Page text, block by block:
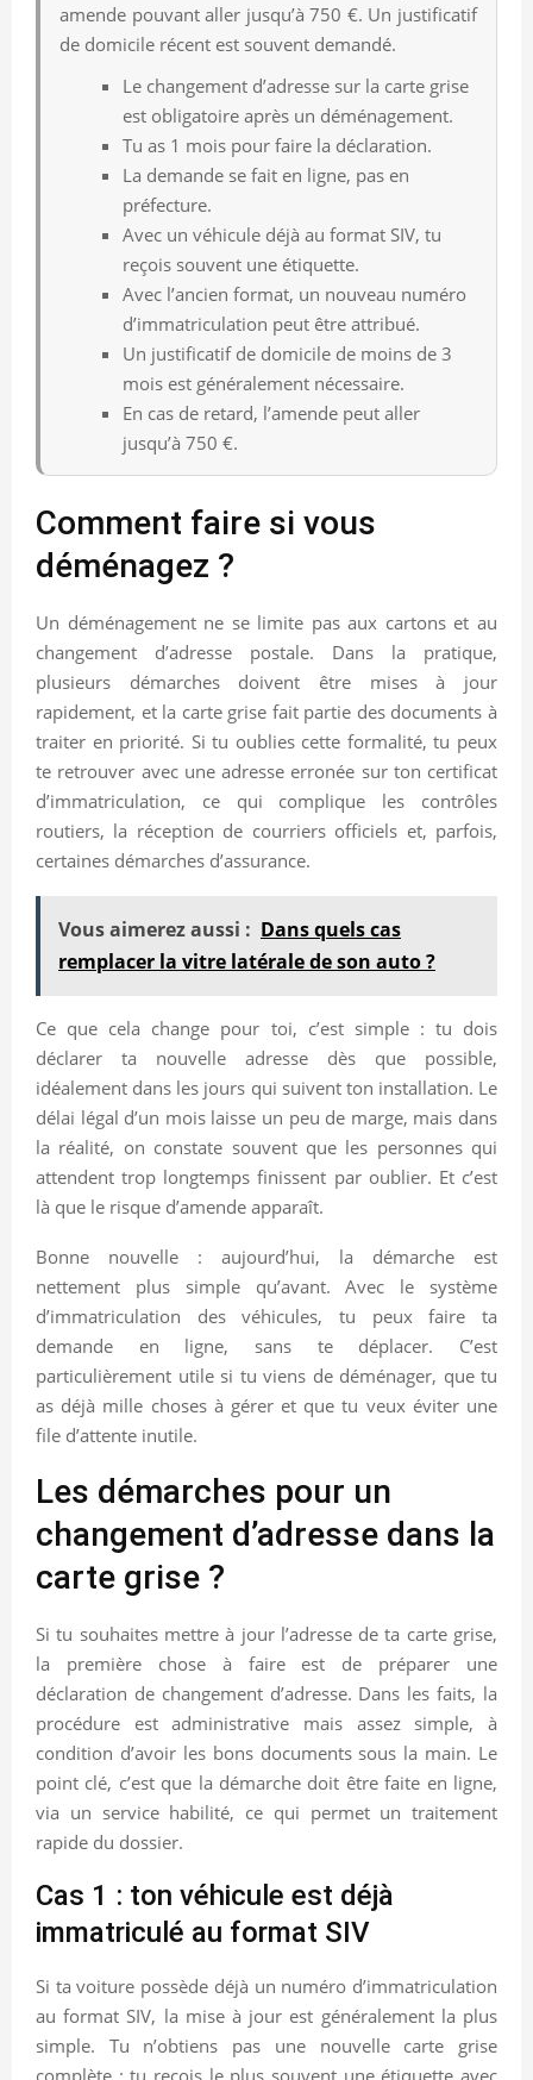
amende pouvant aller jusqu’à 750 €. Un justificatif
de domicile récent est souvent demandé.
Le changement d’adresse sur la carte grise
est obligatoire après un déménagement.
Tu as 1 mois pour faire la déclaration.
La demande se fait en ligne, pas en
préfecture.
Avec un véhicule déjà au format SIV, tu
reçois souvent une étiquette.
Avec l’ancien format, un nouveau numéro
d’immatriculation peut être attribué.
Un justificatif de domicile de moins de 3
mois est généralement nécessaire.
En cas de retard, l’amende peut aller
jusqu’à 750 €.
Comment faire si vous
déménagez ?
Un déménagement ne se limite pas aux cartons et au
changement d’adresse postale. Dans la pratique,
plusieurs démarches doivent être mises à jour
rapidement, et la carte grise fait partie des documents à
traiter en priorité. Si tu oublies cette formalité, tu peux
te retrouver avec une adresse erronée sur ton certificat
d’immatriculation, ce qui complique les contrôles
routiers, la réception de courriers officiels et, parfois,
certaines démarches d’assurance.
Vous aimerez aussi : Dans quels cas
remplacer la vitre latérale de son auto ?
Ce que cela change pour toi, c’est simple : tu dois
déclarer ta nouvelle adresse dès que possible,
idéalement dans les jours qui suivent ton installation. Le
délai légal d’un mois laisse un peu de marge, mais dans
la réalité, on constate souvent que les personnes qui
attendent trop longtemps finissent par oublier. Et c’est
là que le risque d’amende apparaît.
Bonne nouvelle : aujourd’hui, la démarche est
nettement plus simple qu’avant. Avec le système
d’immatriculation des véhicules, tu peux faire ta
demande en ligne, sans te déplacer. C’est
particulièrement utile si tu viens de déménager, que tu
as déjà mille choses à gérer et que tu veux éviter une
file d’attente inutile.
Les démarches pour un
changement d’adresse dans la
carte grise ?
Si tu souhaites mettre à jour l’adresse de ta carte grise,
la première chose à faire est de préparer une
déclaration de changement d’adresse. Dans les faits, la
procédure est administrative mais assez simple, à
condition d’avoir les bons documents sous la main. Le
point clé, c’est que la démarche doit être faite en ligne,
via un service habilité, ce qui permet un traitement
rapide du dossier.
Cas 1 : ton véhicule est déjà
immatriculé au format SIV
Si ta voiture possède déjà un numéro d’immatriculation
au format SIV, la mise à jour est généralement la plus
simple. Tu n’obtiens pas une nouvelle carte grise
complète : tu reçois le plus souvent une étiquette avec